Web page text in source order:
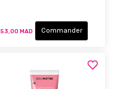
53,00 MAD Commander